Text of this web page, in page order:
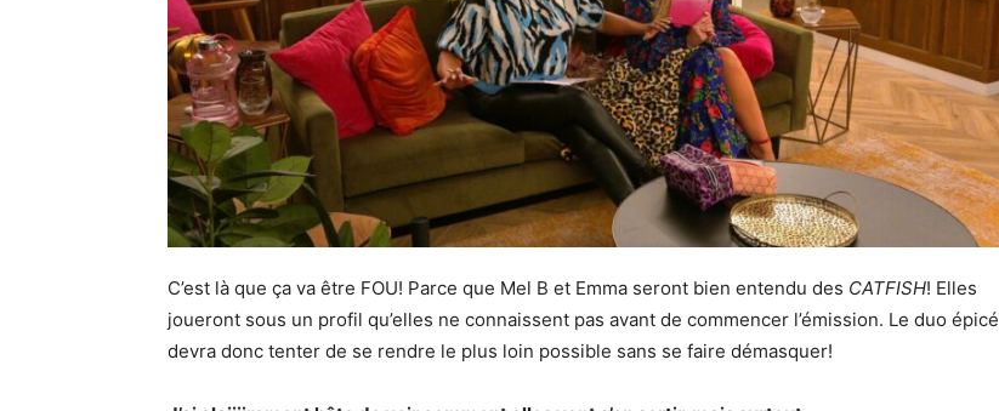
C’est là que ça va être FOU! Parce que Mel B et Emma seront bien entendu des CATFISH! Elles
joueront sous un profil qu’elles ne connaissent pas avant de commencer l’émission. Le duo épicé
devra donc tenter de se rendre le plus loin possible sans se faire démasquer!